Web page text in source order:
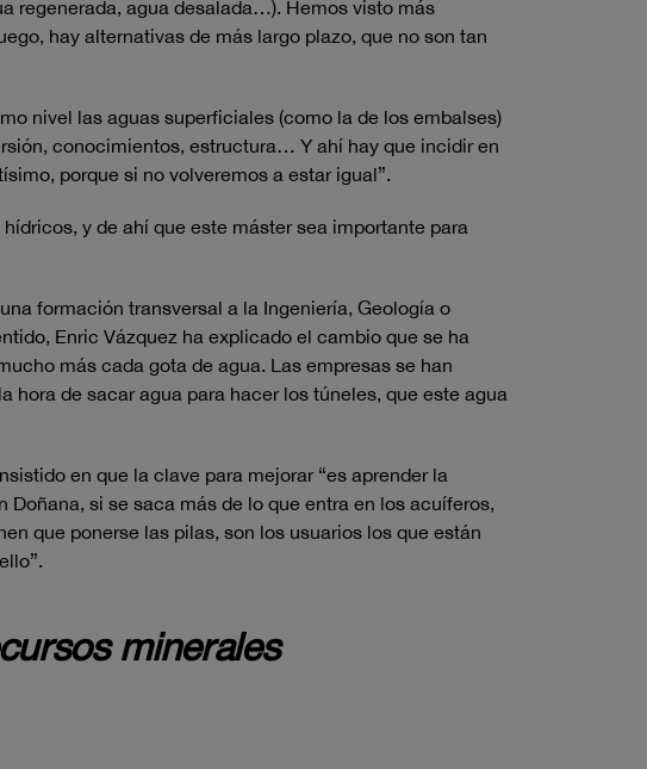
regenerada, agua desalada…). Hemos visto más
hay alternativas de más largo plazo, que no son tan
nivel las aguas superficiales (como la de los embalses)
conocimientos, estructura… Y ahí hay que incidir en
porque si no volveremos a estar igual”.
y de ahí que este máster sea importante para
formación transversal a la Ingeniería, Geología o
Enric Vázquez ha explicado el cambio que se ha
más cada gota de agua. Las empresas se han
hora de sacar agua para hacer los túneles, que este agua
en que la clave para mejorar “es aprender la
si se saca más de lo que entra en los acuíferos,
que ponerse las pilas, son los usuarios los que están
minerales